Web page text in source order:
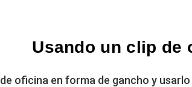
Usando un clip de
oficina en forma de gancho y